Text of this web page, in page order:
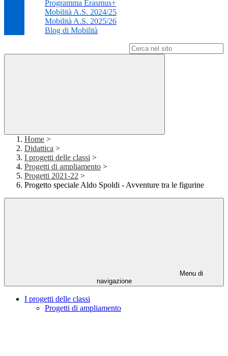
Programma Erasmus+
Mobilità A.S. 2024/25
Mobilità A.S. 2025/26
Blog di Mobilità
Home >
Didattica >
I progetti delle classi >
Progetti di ampliamento >
Progetti 2021-22 >
Progetto speciale Aldo Spoldi - Avventure tra le figurine
Menu di
navigazione
I progetti delle classi
Progetti di ampliamento